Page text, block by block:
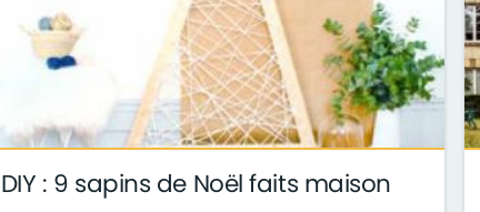
DIY : 9 sapins de Noël faits maison